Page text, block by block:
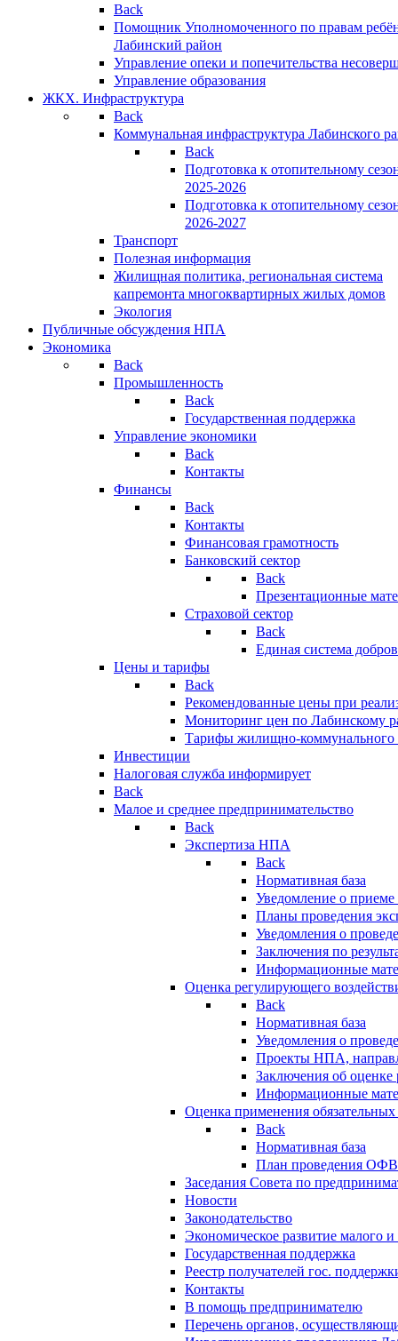
Back
Помощник Уполномоченного по правам
Лабинский район
Управление опеки и попечительства
Управление образования
ЖКХ. Инфраструктура
Back
Коммунальная инфраструктура Лабинского
Back
Подготовка к отопительному
2025-2026
Подготовка к отопительному
2026-2027
Транспорт
Полезная информация
Жилищная политика, региональная система
капремонта многоквартирных жилых домов
Экология
Публичные обсуждения НПА
Экономика
Back
Промышленность
Back
Государственная поддержка
Управление экономики
Back
Контакты
Финансы
Back
Контакты
Финансовая грамотность
Банковский сектор
Back
Презентационные
Страховой сектор
Back
Единая система
Цены и тарифы
Back
Рекомендованные цены при
Мониторинг цен по Лабинскому
Тарифы жилищно-коммунального
Инвестиции
Налоговая служба информирует
Back
Малое и среднее предпринимательство
Back
Экспертиза НПА
Back
Нормативная база
Уведомление о
Планы проведения
Уведомления о
Заключения по
Информационные
Оценка регулирующего
Back
Нормативная база
Уведомления о
Проекты НПА,
Заключения об
Информационные
Оценка применения
Back
Нормативная база
План проведения
Заседания Совета по
Новости
Законодательство
Экономическое развитие малого и
Государственная поддержка
Реестр получателей гос.
Контакты
В помощь предпринимателю
Перечень органов,